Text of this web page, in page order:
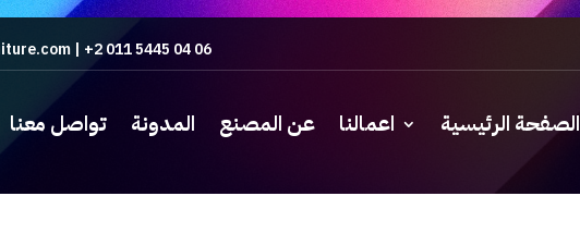
| +2 011 5445 04 06
الصفحة الرئيسية اعمالنا عن المصنع المدونة تواصل معنا